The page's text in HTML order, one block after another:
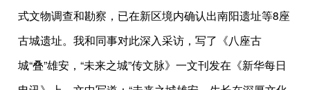
式文物调查和勘察，已在新区境内确认出南阳遗址等8座
古城遗址。我和同事对此深入采访，写了《八座古
城“叠”雄安，“未来之城”传文脉》一文刊发在《新华每日